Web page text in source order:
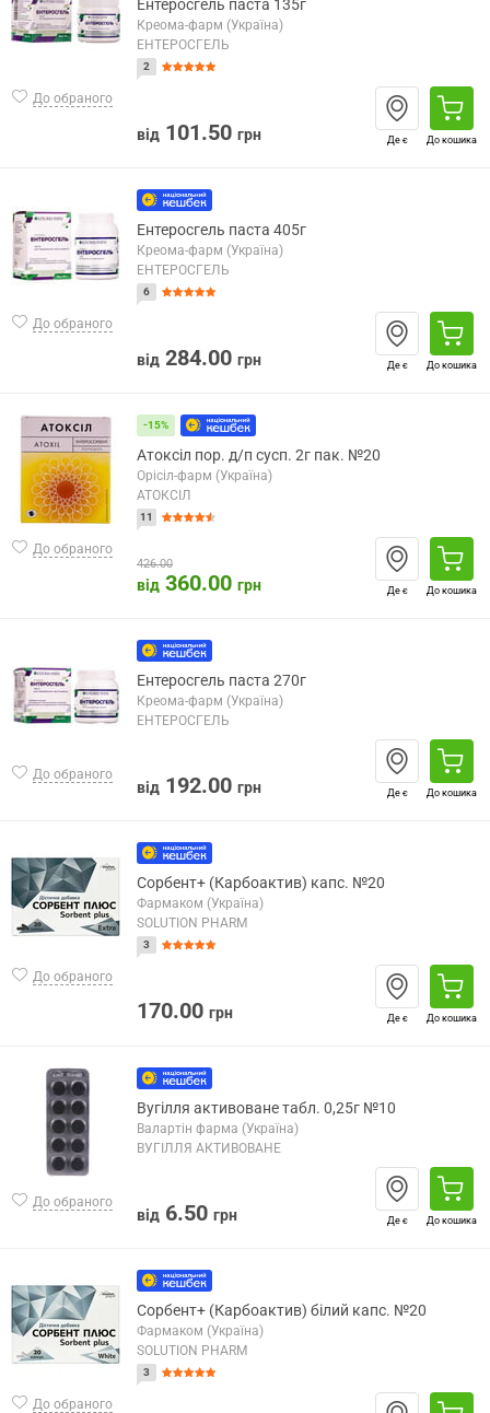
До обраного
Ентеросгель паста 135г
Креома-фарм (Україна)
ЕНТЕРОСГЕЛЬ
2
від 101.50 грн Де є До кошика
До обраного
Ентеросгель паста 405г
Креома-фарм (Україна)
ЕНТЕРОСГЕЛЬ
6
від 284.00 грн Де є До кошика
До обраного
-15%
Атоксіл пор. д/п сусп. 2г пак. №20
Орісіл-фарм (Україна)
АТОКСІЛ
11
426.00
від 360.00 грн Де є До кошика
До обраного
Ентеросгель паста 270г
Креома-фарм (Україна)
ЕНТЕРОСГЕЛЬ
від 192.00 грн Де є До кошика
До обраного
Сорбент+ (Карбоактив) капс. №20
Фармаком (Україна)
SOLUTION PHARM
3
170.00 грн Де є До кошика
До обраного
Вугілля активоване табл. 0,25г №10
Валартін фарма (Україна)
ВУГІЛЛЯ АКТИВОВАНЕ
від 6.50 грн Де є До кошика
До обраного
Сорбент+ (Карбоактив) білий капс. №20
Фармаком (Україна)
SOLUTION PHARM
3